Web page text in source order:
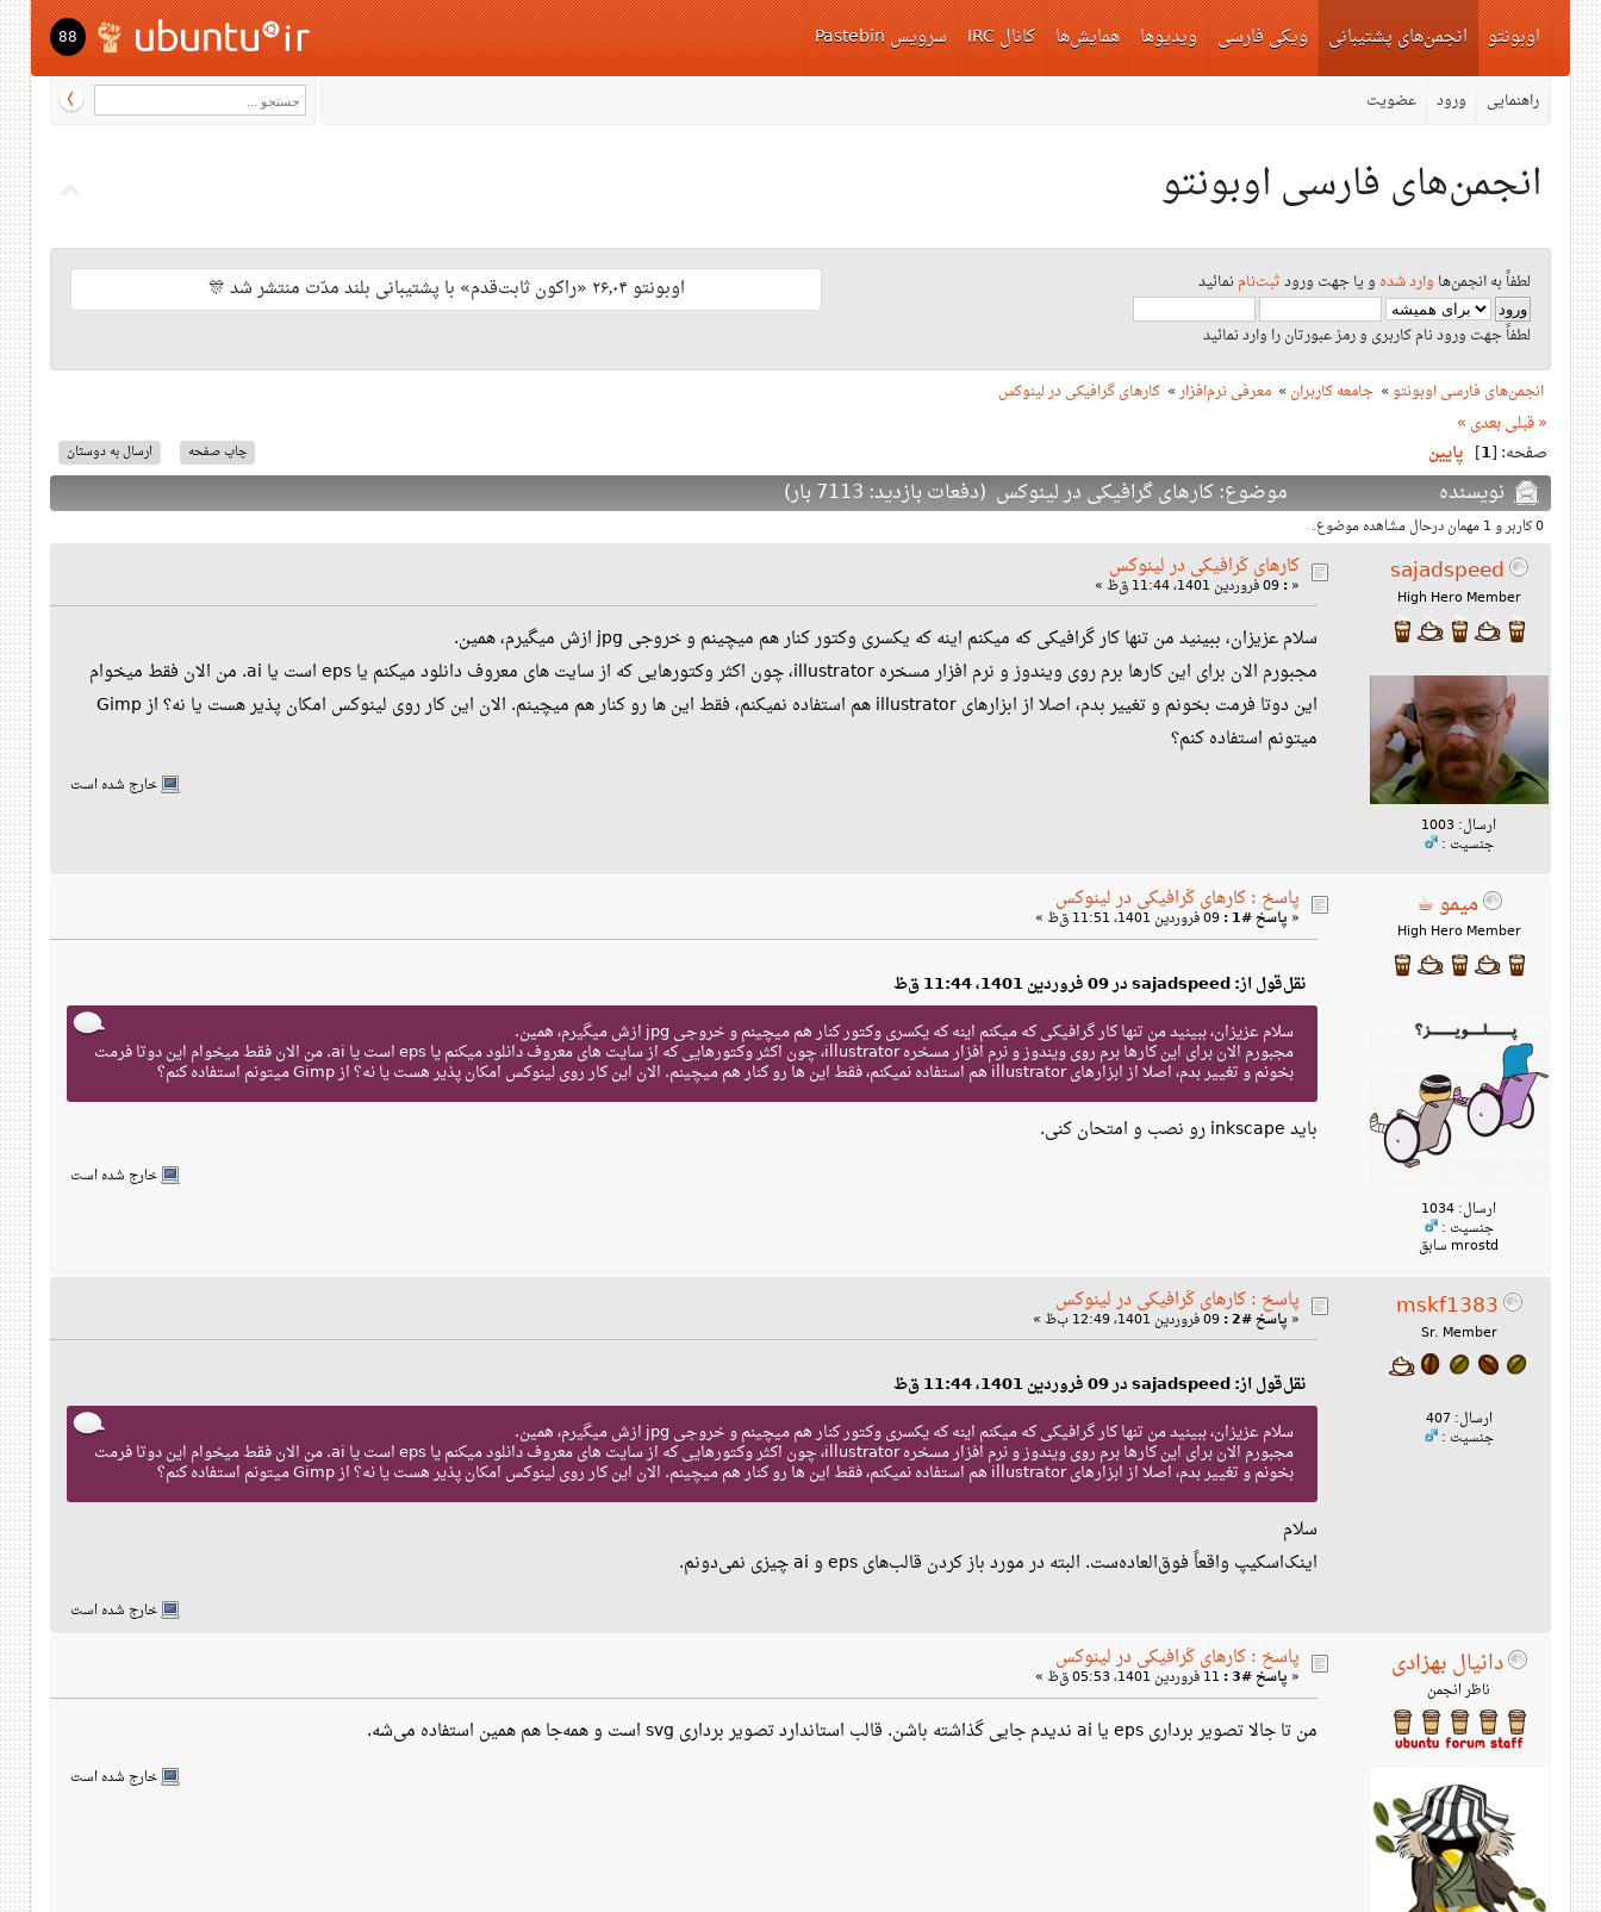
اوبونتو انجمن‌های پشتیبانی
راهنمایی ورود عضویت
ویکی فارسی ویدیوها همایش‌ها کانال IRC سرویس Pastebin 88
انجمن‌های فارسی اوبونتو
لطفاً به انجمن‌ها وارد شده و یا جهت ورودثبت‌نامنمائید
لطفاً جهت ورود نام کاربری و رمز عبورتان را وارد نمائید
اوبونتو ۲۶٫۰۴ «راکون ثابت‌قدم» با پشتیبانی بلند مدّت منتشر شد 🎊
انجمن‌های فارسی اوبونتو» جامعه کاربران» معرفی نرم‌افزار» کارهای گرافیکی در لینوکس
« قبلیبعدی »
ارسال به دوستان چاپ صفحه صفحه: [1
] پایین
نویسنده موضوع: کارهای گرافیکی در لینوکس (دفعات بازدید: 7113 بار)
0 کاربر و 1 مهمان درحال مشاهده موضوع.
sajadspeed
High Hero Member
ارسال: 1003
جنسیت :
کارهای گرافیکی در لینوکس
«
:
سلام عزیزان، ببینید من تنها کار گرافیکی که میکنم اینه که یکسری وکتور کنار هم میچینم و خروجی jpg ازش میگیرم، همین.
مجبورم الان برای این کارها برم روی ویندوز و نرم افزار مسخره illustrator، چون اکثر وکتورهایی که از سایت های معروف دانلود میکنم یا eps است یا ai. من الان فقط میخوام
این دوتا فرمت بخونم و تغییر بدم، اصلا از ابزارهای illustrator هم استفاده نمیکنم، فقط این ها رو کنار هم میچینم. الان این کار روی لینوکس امکان پذیر هست یا نه؟ از Gimp
میتونم استفاده کنم؟
خارج شده است
میمو ☕
High Hero Member
ارسال: 1034
جنسیت :
mrostd سابق
پاسخ : کارهای گرافیکی در لینوکس
« پاسخ #1 :
نقل‌قول از: sajadspeed در 09 فروردین 1401، 11:44 ق‌ظ
سلام عزیزان، ببینید من تنها کار گرافیکی که میکنم اینه که یکسری وکتور کنار هم میچینم و خروجی jpg ازش میگیرم، همین.
مجبورم الان برای این کارها برم روی ویندوز و نرم افزار مسخره illustrator، چون اکثر وکتورهایی که از سایت های معروف دانلود میکنم یا eps است یا ai. من الان فقط میخوام این دوتا فرمت
بخونم و تغییر بدم، اصلا از ابزارهای illustrator هم استفاده نمیکنم، فقط این ها رو کنار هم میچینم. الان این کار روی لینوکس امکان پذیر هست یا نه؟ از Gimp میتونم استفاده کنم؟
باید inkscape رو نصب و امتحان کنی.
خارج شده است
mskf1383
Sr. Member
ارسال: 407
جنسیت :
پاسخ : کارهای گرافیکی در لینوکس
« پاسخ #2 :
نقل‌قول از: sajadspeed در 09 فروردین 1401، 11:44 ق‌ظ
سلام عزیزان، ببینید من تنها کار گرافیکی که میکنم اینه که یکسری وکتور کنار هم میچینم و خروجی jpg ازش میگیرم، همین.
مجبورم الان برای این کارها برم روی ویندوز و نرم افزار مسخره illustrator، چون اکثر وکتورهایی که از سایت های معروف دانلود میکنم یا eps است یا ai. من الان فقط میخوام این دوتا فرمت
بخونم و تغییر بدم، اصلا از ابزارهای illustrator هم استفاده نمیکنم، فقط این ها رو کنار هم میچینم. الان این کار روی لینوکس امکان پذیر هست یا نه؟ از Gimp میتونم استفاده کنم؟
سلام
اینک‌اسکیپ واقعاً فوق‌العاده‌ست. البته در مورد باز کردن قالب‌های eps و ai چیزی نمی‌دونم.
خارج شده است
دانیال بهزادی
ناظر انجمن
پاسخ : کارهای گرافیکی در لینوکس
« پاسخ #3 :
من تا جالا تصویر برداری eps یا ai ندیدم جایی گذاشته باشن. قالب استاندارد تصویر برداری svg است و همه‌جا هم همین استفاده می‌شه.
خارج شده است